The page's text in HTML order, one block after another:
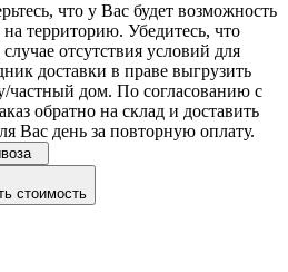
что у Вас будет возможность
на территорию. Убедитесь, что
отсутствия условий для
доставки в праве выгрузить
частный дом. По согласованию с
обратно на склад и доставить
Вас день за повторную оплату.
стоимость